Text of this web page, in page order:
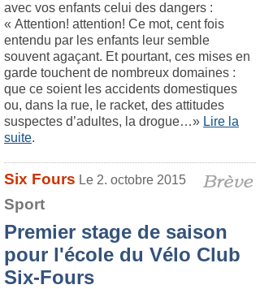
avec vos enfants celui des dangers :
« Attention! attention! Ce mot, cent fois
entendu par les enfants leur semble
souvent agaçant. Et pourtant, ces mises en
garde touchent de nombreux domaines :
que ce soient les accidents domestiques
ou, dans la rue, le racket, des attitudes
suspectes d’adultes, la drogue…» Lire la
suite.
Six Fours Le 2. octobre 2015
Sport
Premier stage de saison
pour l'école du Vélo Club
Six-Fours